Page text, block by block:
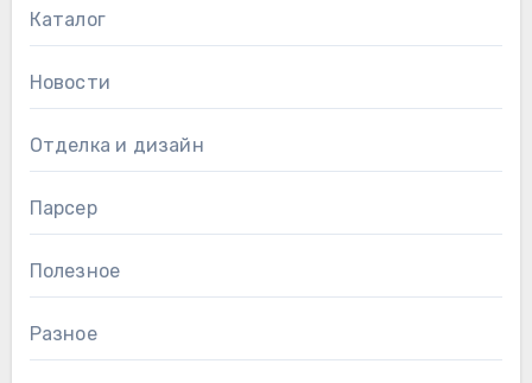
Каталог
Новости
Отделка и дизайн
Парсер
Полезное
Разное